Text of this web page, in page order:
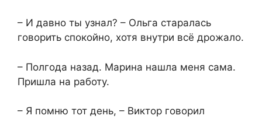
– И давно ты узнал? – Ольга старалась
говорить спокойно, хотя внутри всё дрожало.
– Полгода назад. Марина нашла меня сама.
Пришла на работу.
– Я помню тот день, – Виктор говорил